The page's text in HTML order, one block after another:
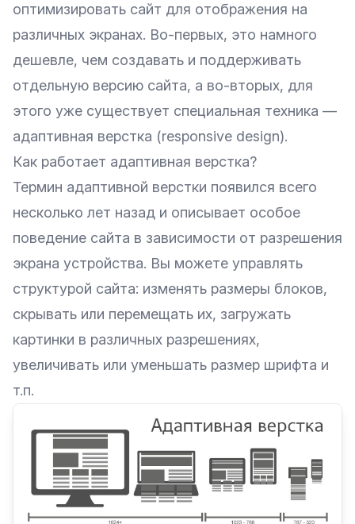
оптимизировать сайт для отображения на
различных экранах. Во-первых, это намного
дешевле, чем создавать и поддерживать
отдельную версию сайта, а во-вторых, для
этого уже существует специальная техника —
адаптивная верстка (responsive design).
Как работает адаптивная верстка?
Термин адаптивной верстки появился всего
несколько лет назад и описывает особое
поведение сайта в зависимости от разрешения
экрана устройства. Вы можете управлять
структурой сайта: изменять размеры блоков,
скрывать или перемещать их, загружать
картинки в различных разрешениях,
увеличивать или уменьшать размер шрифта и
т.п.